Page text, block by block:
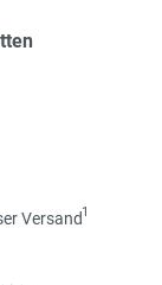
Versand1